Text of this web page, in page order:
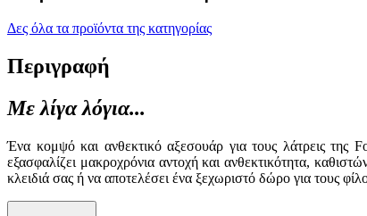
Δες όλα τα προϊόντα της κατηγορίας
Περιγραφή
Με λίγα λόγια...
Ένα κομψό και ανθεκτικό αξεσουάρ για τους λάτρεις της
εξασφαλίζει μακροχρόνια αντοχή και ανθεκτικότητα,
κλειδιά σας ή να αποτελέσει ένα ξεχωριστό δώρο για τους